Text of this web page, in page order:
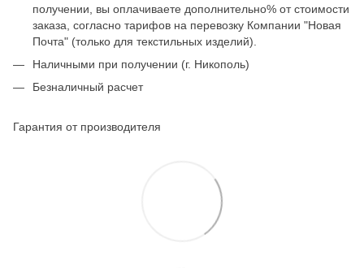
получении, вы оплачиваете дополнительно% от стоимости
заказа, согласно тарифов на перевозку Компании "Новая
Почта" (только для текстильных изделий).
Наличными при получении (г. Никополь)
Безналичный расчет
Гарантия от производителя